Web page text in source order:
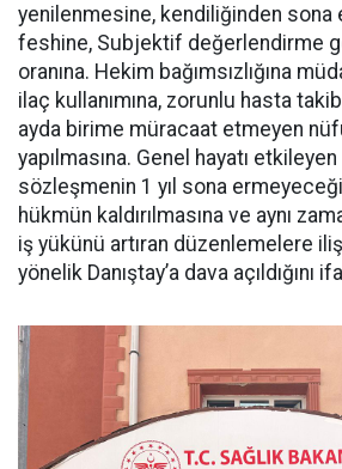
yenilenmesine, kendiliğinden sona
feshine, Subjektif değerlendirme
oranına. Hekim bağımsızlığına
ilaç kullanımına, zorunlu hasta
ayda birime müracaat etmeyen
yapılmasına. Genel hayatı
sözleşmenin 1 yıl sona
hükmün kaldırılmasına ve aynı
iş yükünü artıran düzenlemelere
yönelik Danıştay’a dava açıldığını